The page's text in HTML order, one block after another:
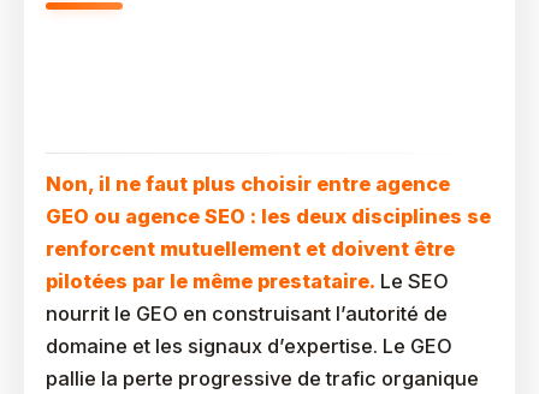
Non, il ne faut plus choisir entre agence
GEO ou agence SEO : les deux disciplines se
renforcent mutuellement et doivent être
pilotées par le même prestataire. Le SEO
nourrit le GEO en construisant l’autorité de
domaine et les signaux d’expertise. Le GEO
pallie la perte progressive de trafic organique